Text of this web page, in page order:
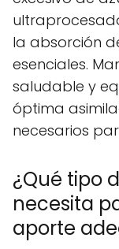
la absorción
esenciales.
saludable y
óptima
necesarios
¿Qué tipo
necesita
aporte